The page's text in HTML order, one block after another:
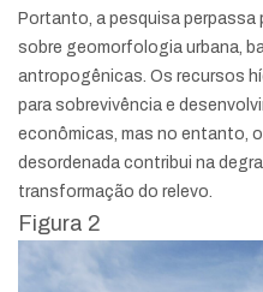
Portanto, a pesquisa
sobre geomorfologia urbana,
antropogênicas. Os recursos
para sobrevivência e
econômicas, mas no entanto,
desordenada contribui na
transformação do relevo.
Figura 2